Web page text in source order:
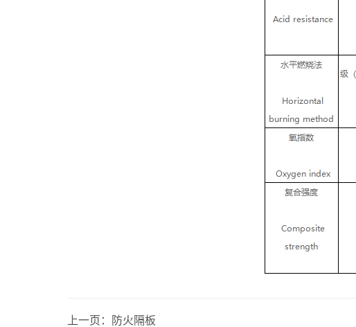
上一页：
防火隔板